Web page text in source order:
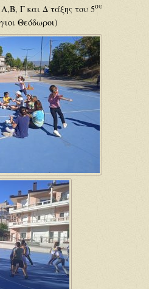
Γ και Δ τάξης του 5ου
Θεόδωροι)